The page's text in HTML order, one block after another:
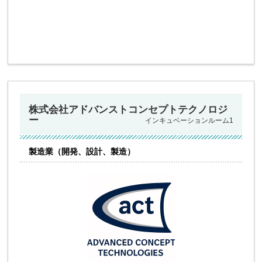
株式会社アドバンストコンセプトテクノロジ
ー
インキュベーションルーム1
製造業（開発、設計、製造）